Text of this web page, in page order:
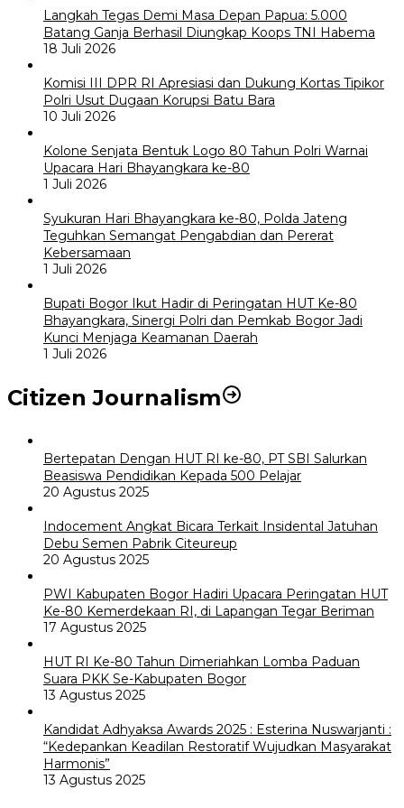
Langkah Tegas Demi Masa Depan Papua: 5.000
Batang Ganja Berhasil Diungkap Koops TNI Habema
18 Juli 2026
Komisi III DPR RI Apresiasi dan Dukung Kortas Tipikor
Polri Usut Dugaan Korupsi Batu Bara
10 Juli 2026
Kolone Senjata Bentuk Logo 80 Tahun Polri Warnai
Upacara Hari Bhayangkara ke-80
1 Juli 2026
Syukuran Hari Bhayangkara ke-80, Polda Jateng
Teguhkan Semangat Pengabdian dan Pererat
Kebersamaan
1 Juli 2026
Bupati Bogor Ikut Hadir di Peringatan HUT Ke-80
Bhayangkara, Sinergi Polri dan Pemkab Bogor Jadi
Kunci Menjaga Keamanan Daerah
1 Juli 2026
Citizen Journalism
Bertepatan Dengan HUT RI ke-80, PT SBI Salurkan
Beasiswa Pendidikan Kepada 500 Pelajar
20 Agustus 2025
Indocement Angkat Bicara Terkait Insidental Jatuhan
Debu Semen Pabrik Citeureup
20 Agustus 2025
PWI Kabupaten Bogor Hadiri Upacara Peringatan HUT
Ke-80 Kemerdekaan RI, di Lapangan Tegar Beriman
17 Agustus 2025
HUT RI Ke-80 Tahun Dimeriahkan Lomba Paduan
Suara PKK Se-Kabupaten Bogor
13 Agustus 2025
Kandidat Adhyaksa Awards 2025 : Esterina Nuswarjanti :
“Kedepankan Keadilan Restoratif Wujudkan Masyarakat
Harmonis”
13 Agustus 2025